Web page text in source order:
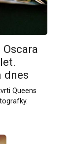
dnes
Queens